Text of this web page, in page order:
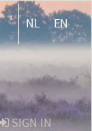
NL EN
SIGN IN